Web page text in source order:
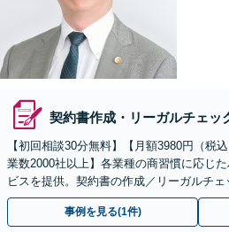
契約書作成・リーガルチェッ
【初回相談30分無料】【月額3980円（税
業数2000社以上】各業種の商習慣に応じ
ビスを提供。契約書の作成／リーガルチ
的財産等、お任せください【他士業連携可
事例を見る(1件)